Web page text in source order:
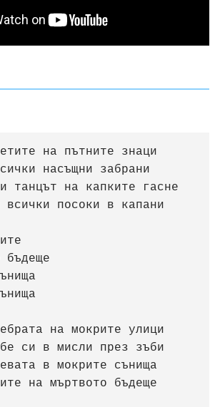
на пътните знаци
насъщни забрани
танцът на капките гасне
всички посоки в капани
бъдеще
на мокрите улици
си в мисли през зъби
в мокрите сънища
на мъртвото бъдеще